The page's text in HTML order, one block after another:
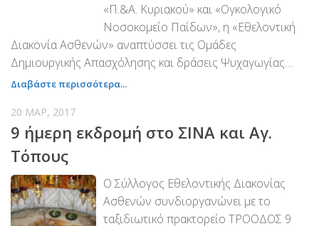
Αρχείο Ανακοινώσεων
Επικοινωνία
«Π.&Α. Κυριακού» και «Ογκολογικό
Νοσοκομείο Παίδων», η «Εθελοντική
Διακονία Ασθενών» αναπτύσσει τις Ομάδες
Δημιουργικής Απασχόλησης και δράσεις Ψυχαγωγίας....
Διαβάστε περισσότερα...
20 ΜΑΡ, 2017
9 ήμερη εκδρομή στο ΣΙΝΑ και Αγ.
Τόπους
Ο Σύλλογος Εθελοντικής Διακονίας
Ασθενών συνδιοργανώνει με το
ταξιδιωτικό πρακτορείο ΤΡΟΟΔΟΣ 9